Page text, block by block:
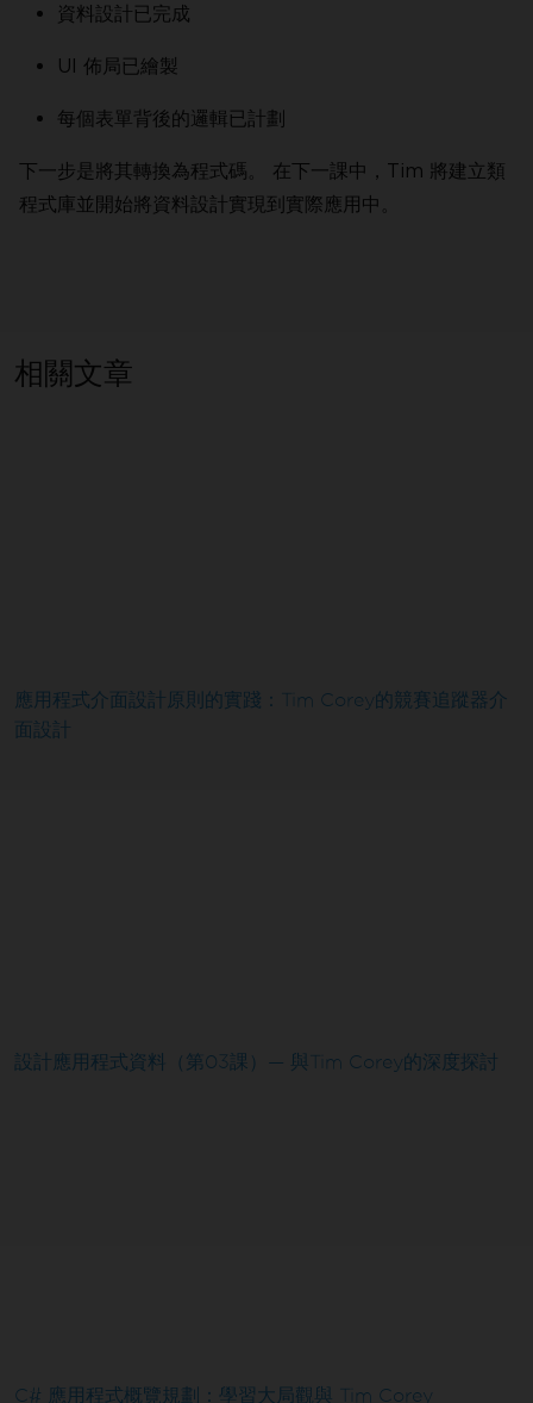
資料設計已完成
UI 佈局已繪製
每個表單背後的邏輯已計劃
下一步是將其轉換為程式碼。 在下一課中，Tim 將建立類
程式庫並開始將資料設計實現到實際應用中。
相關文章
應用程式介面設計原則的實踐：Tim Corey的競賽追蹤器介
面設計
設計應用程式資料（第03課）— 與Tim Corey的深度探討
C# 應用程式概覽規劃：學習大局觀與 Tim Corey